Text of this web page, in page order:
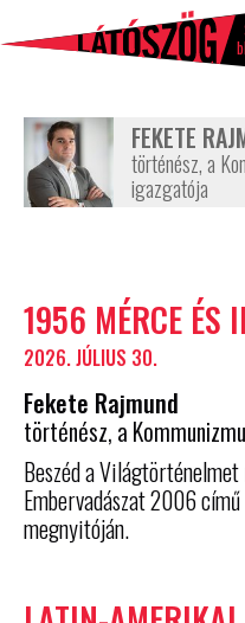
Látószög
blogTovább a tartalomhoz
Ugrás a lábléchez
FEKETE
történész, a
igazgatója
Szerző
írásai
1956 MÉRCE ÉS
2026. JÚLIUS 30.
Fekete Rajmund
történész, a
Beszéd a
Embervadászat 2006
megnyitóján.